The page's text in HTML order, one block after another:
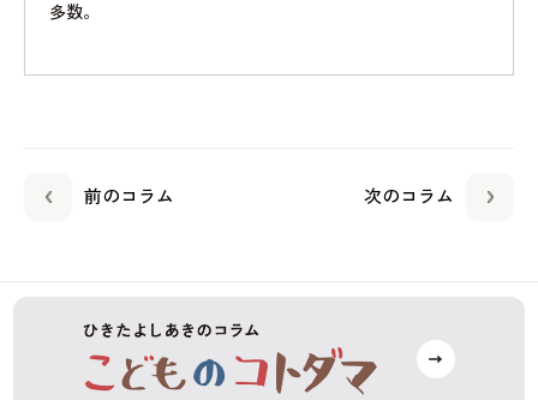
多数。
前のコラム 次のコラム